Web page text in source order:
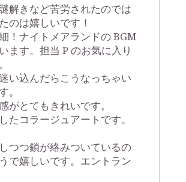
解きなど苦労されたのでは
のは嬉しいです！
！ナイトメアランドの BGM
ます。担当 P のお気に入り
い込んだらこうなっちゃい
。
がとてもきれいです。
たコラージュアートです。
つつ鎖が絡みついているの
で嬉しいです。エントラン